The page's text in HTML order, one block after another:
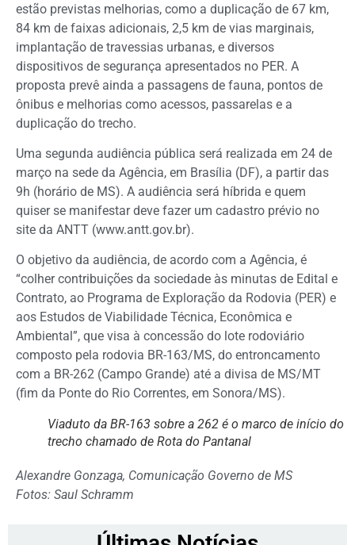
estão previstas melhorias, como a duplicação de 67 km,
84 km de faixas adicionais, 2,5 km de vias marginais,
implantação de travessias urbanas, e diversos
dispositivos de segurança apresentados no PER. A
proposta prevê ainda a passagens de fauna, pontos de
ônibus e melhorias como acessos, passarelas e a
duplicação do trecho.
Uma segunda audiência pública será realizada em 24 de
março na sede da Agência, em Brasília (DF), a partir das
9h (horário de MS). A audiência será híbrida e quem
quiser se manifestar deve fazer um cadastro prévio no
site da ANTT (www.antt.gov.br).
O objetivo da audiência, de acordo com a Agência, é
“colher contribuições da sociedade às minutas de Edital e
Contrato, ao Programa de Exploração da Rodovia (PER) e
aos Estudos de Viabilidade Técnica, Econômica e
Ambiental”, que visa à concessão do lote rodoviário
composto pela rodovia BR-163/MS, do entroncamento
com a BR-262 (Campo Grande) até a divisa de MS/MT
(fim da Ponte do Rio Correntes, em Sonora/MS).
Viaduto da BR-163 sobre a 262 é o marco de início do
trecho chamado de Rota do Pantanal
Alexandre Gonzaga, Comunicação Governo de MS
Fotos: Saul Schramm